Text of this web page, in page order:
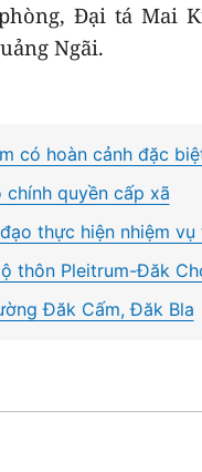
phòng, Đại tá
Ngãi.
có hoàn cảnh đặc
quyền cấp xã
thực hiện nhiệm
thôn Pleitrum-Đăk
Đăk Cấm, Đăk Bla